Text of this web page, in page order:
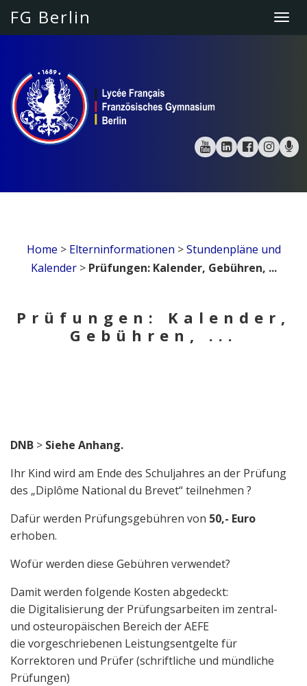
FG Berlin
Home > Elterninformationen >Stundenpläne und
Kalender> Prüfungen: Kalender, Gebühren, ...
Prüfungen: Kalender,
Gebühren, ...
DNB > Siehe Anhang.
Ihr Kind wird am Ende des Schuljahres an der Prüfung
des „Diplôme National du Brevet“ teilnehmen ?
Dafür werden Prüfungsgebühren von 50,- Euro
erhoben.
Wofür werden diese Gebühren verwendet?
Damit werden folgende Kosten abgedeckt:
die Digitalisierung der Prüfungsarbeiten im zentral-
und osteuropäischen Bereich der AEFE
die vorgeschriebenen Leistungsentgelte für
Korrektoren und Prüfer (schriftliche und mündliche
Prüfungen)